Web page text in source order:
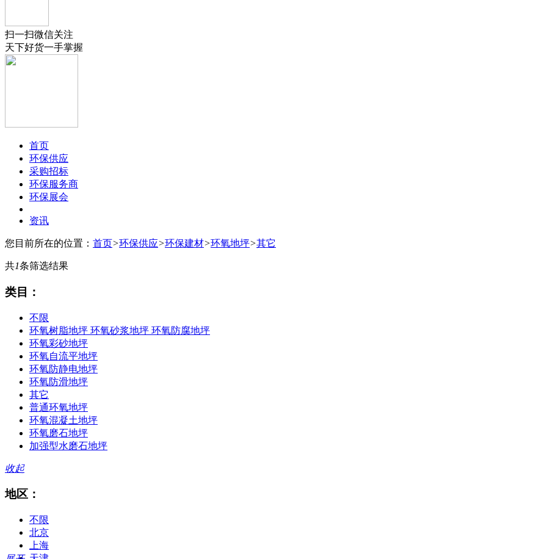
扫一扫微信关注
天下好货一手掌握
首页
环保供应
采购招标
环保服务商
环保展会
资讯
您目前所在的位置： 首页>环保供应>环保建材>环氧地坪>其它
共1条筛选结果
类目：
不限
环氧树脂地坪 环氧砂浆地坪 环氧防腐地坪
环氧彩砂地坪
环氧自流平地坪
环氧防静电地坪
环氧防滑地坪
其它
普通环氧地坪
环氧混凝土地坪
环氧磨石地坪
加强型水磨石地坪
收起
地区：
不限
北京
上海